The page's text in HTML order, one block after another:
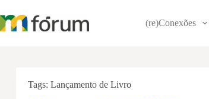
para
o
(re)Conexões
Tags Lançamento de Livro